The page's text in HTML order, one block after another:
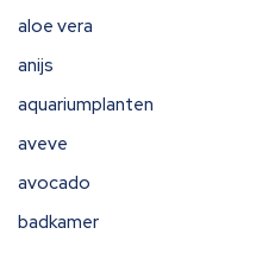
aloe vera
anijs
aquariumplanten
aveve
avocado
badkamer